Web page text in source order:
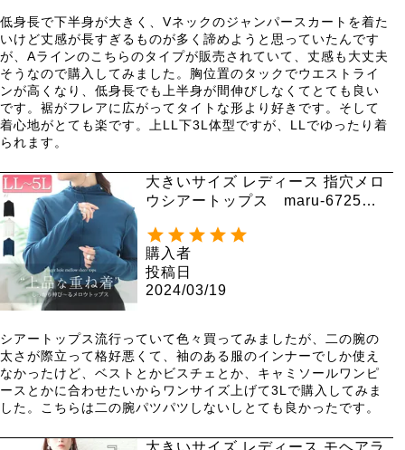
低身長で下半身が大きく、Vネックのジャンパースカートを着た
いけど丈感が長すぎるものが多く諦めようと思っていたんです
が、Aラインのこちらのタイプが販売されていて、丈感も大丈夫
そうなので購入してみました。胸位置のタックでウエストライ
ンが高くなり、低身長でも上半身が間伸びしなくてとても良い
です。裾がフレアに広がってタイトな形より好きです。そして
着心地がとても楽です。上LL下3L体型ですが、LLでゆったり着
られます。
大きいサイズ レディース 指穴メロ
ウシアートップス maru-6725
購入者
投稿日
2024/03/19
シアートップス流行っていて色々買ってみましたが、二の腕の
太さが際立って格好悪くて、袖のある服のインナーでしか使え
なかったけど、ベストとかビスチェとか、キャミソールワンピ
ースとかに合わせたいからワンサイズ上げて3Lで購入してみま
した。こちらは二の腕パツパツしないしとても良かったです。
大きいサイズ レディース モヘアラ